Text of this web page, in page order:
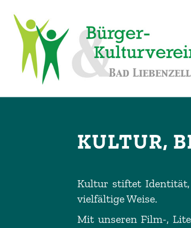
KULTUR,
Kultur stiftet
vielfältige Weise.
Mit unseren Film-,